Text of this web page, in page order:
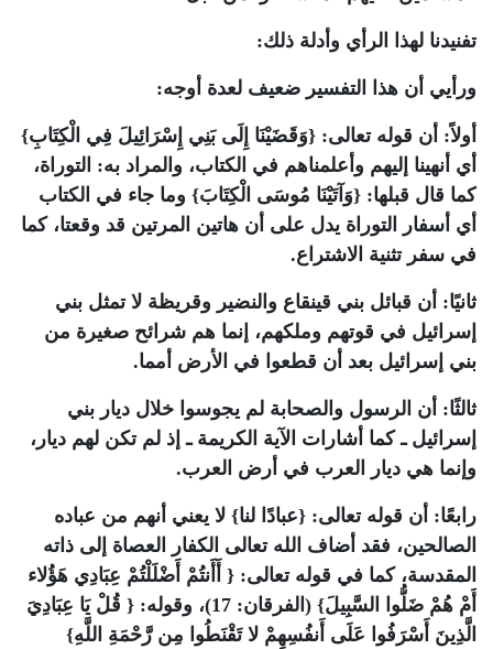
تفنيدنا لهذا الرأي وأدلة ذلك:
ورأيي أن هذا التفسير ضعيف لعدة أوجه:
أولاً: أن قوله تعالى: {وَقَضَيْنَا إِلَى بَنِي إِسْرَائِيلَ فِي الْكِتَابِ}
أي أنهينا إليهم وأعلمناهم في الكتاب، والمراد به: التوراة،
كما قال قبلها: {وَآتَيْنَا مُوسَى الْكِتَابَ} وما جاء في الكتاب
أي أسفار التوراة يدل على أن هاتين المرتين قد وقعتا، كما
في سفر تثنية الاشتراع.
ثانيًا: أن قبائل بني قينقاع والنضير وقريظة لا تمثل بني
إسرائيل في قوتهم وملكهم، إنما هم شرائح صغيرة من
بني إسرائيل بعد أن قطعوا في الأرض أمما.
ثالثًا: أن الرسول والصحابة لم يجوسوا خلال ديار بني
إسرائيل ـ كما أشارات الآية الكريمة ـ إذ لم تكن لهم ديار،
وإنما هي ديار العرب في أرض العرب.
رابعًا: أن قوله تعالى: {عبادًا لنا} لا يعني أنهم من عباده
الصالحين، فقد أضاف الله تعالى الكفار العصاة إلى ذاته
المقدسة، كما في قوله تعالى: { أَأَنتُمْ أَضْلَلْتُمْ عِبَادِي هَؤُلاء
أَمْ هُمْ ضَلُّوا السَّبِيلَ} (الفرقان: 17)، وقوله: { قُلْ يَا عِبَادِيَ
الَّذِينَ أَسْرَفُوا عَلَى أَنفُسِهِمْ لا تَقْنَطُوا مِن رَّحْمَةِ اللَّهِ}